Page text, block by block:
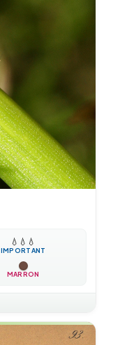
💧 💧 💧
IMPORTANT
MARRON